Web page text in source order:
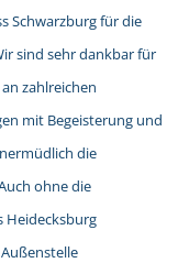
Schwarzburg für die
sind sehr dankbar für
zahlreichen
mit Begeisterung und
die
ohne die
Heidecksburg